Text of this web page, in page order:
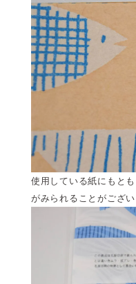
使用している紙にもと
がみられることがござい